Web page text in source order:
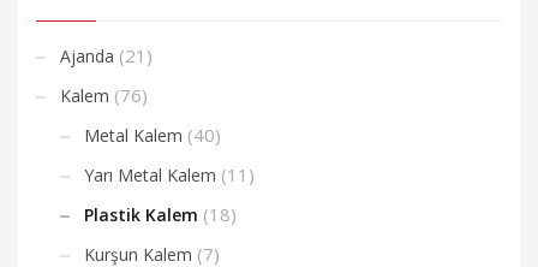
Ajanda (21)
Kalem (76)
Metal Kalem (40)
Yarı Metal Kalem (11)
Plastik Kalem (18)
Kurşun Kalem (7)